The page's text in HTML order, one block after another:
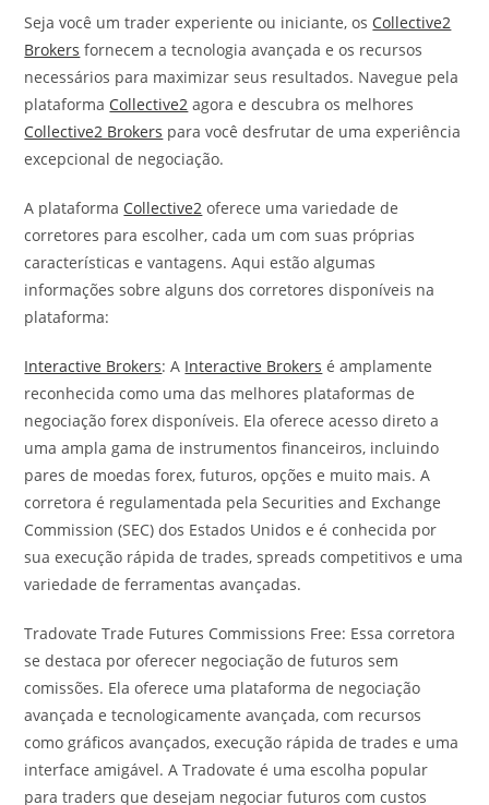
Seja você um trader experiente ou iniciante, os Collective2
Brokers fornecem a tecnologia avançada e os recursos
necessários para maximizar seus resultados. Navegue pela
plataforma Collective2 agora e descubra os melhores
Collective2 Brokers para você desfrutar de uma experiência
excepcional de negociação.
A plataforma Collective2 oferece uma variedade de
corretores para escolher, cada um com suas próprias
características e vantagens. Aqui estão algumas
informações sobre alguns dos corretores disponíveis na
plataforma:
Interactive Brokers: A Interactive Brokers é amplamente
reconhecida como uma das melhores plataformas de
negociação forex disponíveis. Ela oferece acesso direto a
uma ampla gama de instrumentos financeiros, incluindo
pares de moedas forex, futuros, opções e muito mais. A
corretora é regulamentada pela Securities and Exchange
Commission (SEC) dos Estados Unidos e é conhecida por
sua execução rápida de trades, spreads competitivos e uma
variedade de ferramentas avançadas.
Tradovate Trade Futures Commissions Free: Essa corretora
se destaca por oferecer negociação de futuros sem
comissões. Ela oferece uma plataforma de negociação
avançada e tecnologicamente avançada, com recursos
como gráficos avançados, execução rápida de trades e uma
interface amigável. A Tradovate é uma escolha popular
para traders que desejam negociar futuros com custos